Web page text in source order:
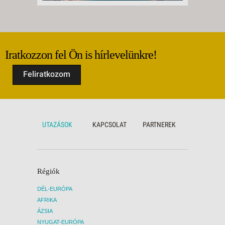
Iratkozzon fel Ön is hírlevelünkre!
Feliratkozom
UTAZÁSOK KAPCSOLAT PARTNEREK
Régiók
DÉL-EURÓPA
AFRIKA
ÁZSIA
NYUGAT-EURÓPA